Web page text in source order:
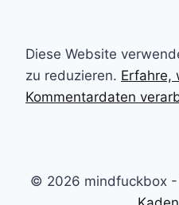
Diese Website
zu reduzieren. Erfahre,
Kommentardaten
© 2026 mindfuckbox -